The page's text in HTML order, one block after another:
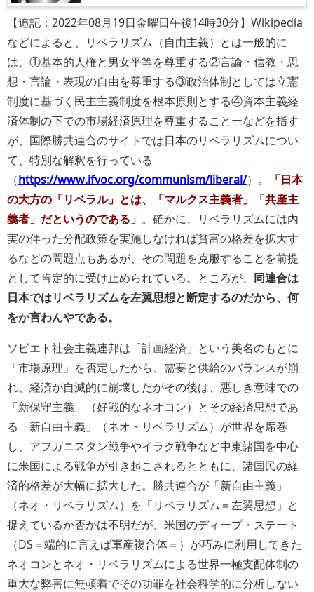
【追記：2022年08月19日金曜日午後14時30分】Wikipedia
などによると、リベラリズム（自由主義）とは一般的に
は、①基本的人権と男女平等を尊重する②言論・信教・思
想・言論・表現の自由を尊重する③政治体制としては立憲
制度に基づく民主主義制度を根本原則とする④資本主義経
済体制の下での市場経済原理を尊重することーなどを指す
が、国際勝共連合のサイトでは日本のリベラリズムについ
て、特別な解釈を行っている
（https://www.ifvoc.org/communism/liberal/）。
日本
の大方の「リベラル」とは、「マルクス主義者」「共産主
義者」だというのである
。確かに、リベラリズムには内
実の伴った分配政策を実施しなければ貧富の格差を拡大す
るなどの問題点もあるが、その問題を克服することを前提
として肯定的に受け止められている。ところが、 同連合は
日本ではリベラリズムを左翼思想と断定するのだから、何
をか言わんやである。
ソビエト社会主義連邦は「計画経済」という美名のもとに
「市場原理」を否定したから、需要と供給のバランスが崩
れ、経済が自滅的に崩壊したがその後は、悪しき意味での
「新保守主義」（好戦的なネオコン）とその経済思想であ
る「新自由主義」（ネオ・リベラリズム）が世界を席巻
し、アフガニスタン戦争やイラク戦争など中東諸国を中心
に米国による戦争が引き起こされるとともに、諸国民の経
済的格差が大幅に拡大した。勝共連合が「新自由主義」
（ネオ・リベラリズム）を「リベラリズム＝左翼思想」と
捉えているか否かは不明だが、米国のディープ・ステート
（DS＝端的に言えば軍産複合体＝）が巧みに利用してきた
ネオコンとネオ・リベラリズムによる世界一極支配体制の
重大な弊害に無頓着でその功罪を社会科学的に分析しない